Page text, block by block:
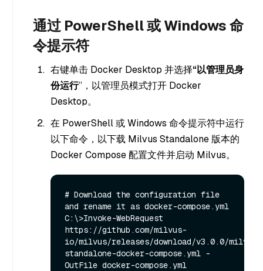
通过 PowerShell 或 Windows 命
令提示符
右键单击 Docker Desktop 并选择“以管理员身
份运行”，以管理员模式打开 Docker
Desktop。
在 PowerShell 或 Windows 命令提示符中运行
以下命令，以下载 Milvus Standalone 版本的
Docker Compose 配置文件并启动 Milvus。
# Download the configuration file
and rename it as docker-compose.yml
C:\>Invoke-WebRequest
https://github.com/milvus-
io/milvus/releases/download/v3.0.0/milvus-
standalone-docker-compose.yml -
OutFile docker-compose.yml